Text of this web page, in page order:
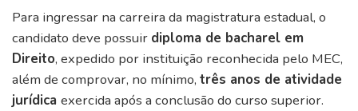
Para ingressar na carreira da magistratura estadual, o
candidato deve possuir diploma de bacharel em
Direito, expedido por instituição reconhecida pelo MEC,
além de comprovar, no mínimo, três anos de atividade
jurídica exercida após a conclusão do curso superior.